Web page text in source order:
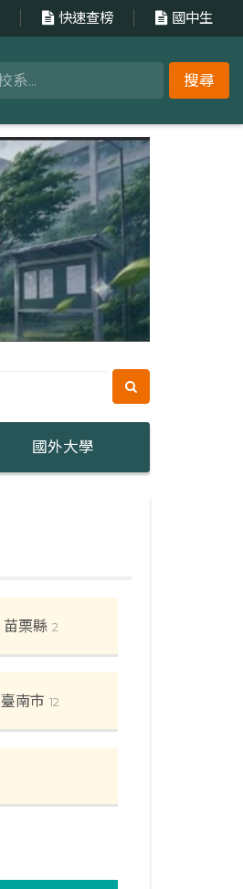
快速查榜 國中生
搜尋
國外大學
苗栗縣 2
臺南市 12